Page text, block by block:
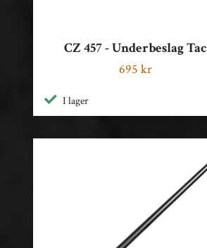
CZ 457 - Underbeslag Tac
695 kr
I lager